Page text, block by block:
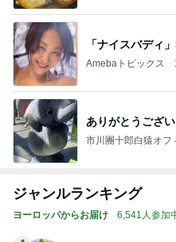
「ナイスバディ
Amebaトピックス
ありがとうござ
市川團十郎白猿オフ
ジャンルランキング
ヨーロッパからお届け 6,541人参加